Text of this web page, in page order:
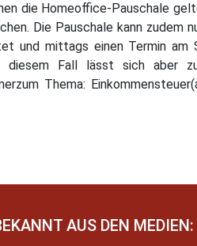
die Homeoffice-Pauschale
Die Pauschale kann zudem
und mittags einen Termin am
diesem Fall lässt sich aber
Thema:
AUS DEN MEDIEN: